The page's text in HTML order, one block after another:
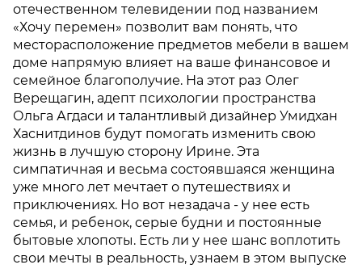
отечественном телевидении под названием
«Хочу перемен» позволит вам понять, что
месторасположение предметов мебели в вашем
доме напрямую влияет на ваше финансовое и
семейное благополучие. На этот раз Олег
Верещагин, адепт психологии пространства
Ольга Агдаси и талантливый дизайнер Умидхан
Хаснитдинов будут помогать изменить свою
жизнь в лучшую сторону Ирине. Эта
симпатичная и весьма состоявшаяся женщина
уже много лет мечтает о путешествиях и
приключениях. Но вот незадача - у нее есть
семья, и ребенок, серые будни и постоянные
бытовые хлопоты. Есть ли у нее шанс воплотить
свои мечты в реальность, узнаем в этом выпуске